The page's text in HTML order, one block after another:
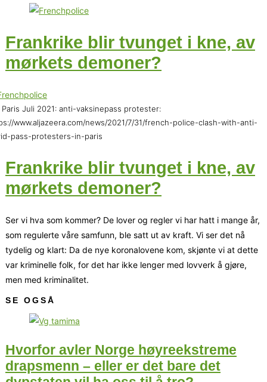
Frankrike blir tvunget i kne, av
mørkets demoner?
Paris Juli 2021: anti-vaksinepass protester:
www.aljazeera.com/news/2021/7/31/french-police-clash-with-anti-
pass-protesters-in-paris
Frankrike blir tvunget i kne, av
mørkets demoner?
Ser vi hva som kommer? De lover og regler vi har hatt i mange år,
som regulerte våre samfunn, ble satt ut av kraft. Vi ser det nå
tydelig og klart: Da de nye koronalovene kom, skjønte vi at dette
var kriminelle folk, for det har ikke lenger med lovverk å gjøre,
men med kriminalitet.
SE OGSÅ
Hvorfor avler Norge høyreekstreme
drapsmenn – eller er det bare det